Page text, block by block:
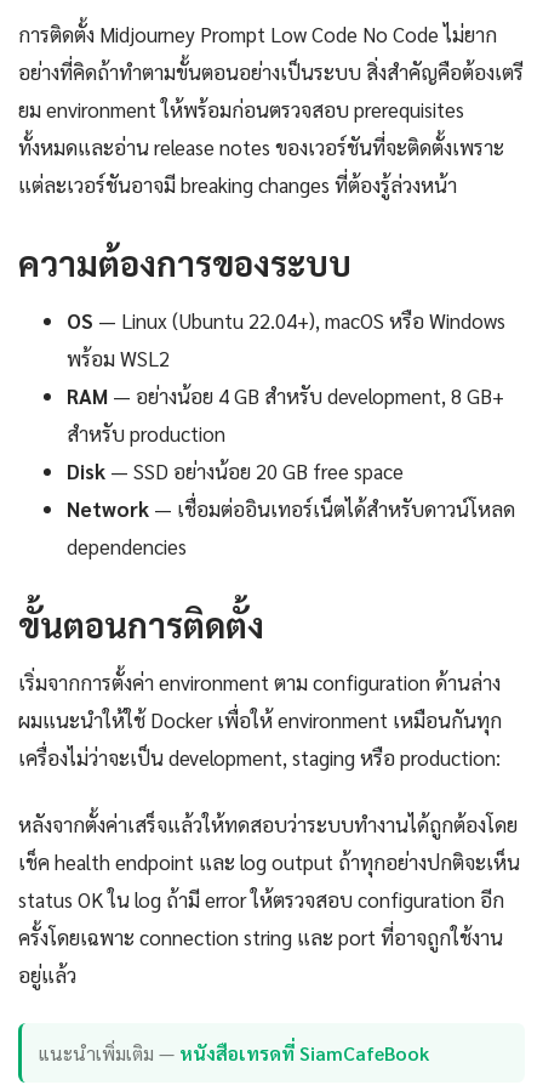
การติดตั้ง Midjourney Prompt Low Code No Code ไม่ยาก
อย่างที่คิดถ้าทำตามขั้นตอนอย่างเป็นระบบ สิ่งสำคัญคือต้องเตรี
ยม environment ให้พร้อมก่อนตรวจสอบ prerequisites
ทั้งหมดและอ่าน release notes ของเวอร์ชันที่จะติดตั้งเพราะ
แต่ละเวอร์ชันอาจมี breaking changes ที่ต้องรู้ล่วงหน้า
ความต้องการของระบบ
OS — Linux (Ubuntu 22.04+), macOS หรือ Windows
พร้อม WSL2
RAM — อย่างน้อย 4 GB สำหรับ development, 8 GB+
สำหรับ production
Disk — SSD อย่างน้อย 20 GB free space
Network — เชื่อมต่ออินเทอร์เน็ตได้สำหรับดาวน์โหลด
dependencies
ขั้นตอนการติดตั้ง
เริ่มจากการตั้งค่า environment ตาม configuration ด้านล่าง
ผมแนะนำให้ใช้ Docker เพื่อให้ environment เหมือนกันทุก
เครื่องไม่ว่าจะเป็น development, staging หรือ production:
หลังจากตั้งค่าเสร็จแล้วให้ทดสอบว่าระบบทำงานได้ถูกต้องโดย
เช็ค health endpoint และ log output ถ้าทุกอย่างปกติจะเห็น
status OK ใน log ถ้ามี error ให้ตรวจสอบ configuration อีก
ครั้งโดยเฉพาะ connection string และ port ที่อาจถูกใช้งาน
อยู่แล้ว
แนะนำเพิ่มเติม — หนังสือเทรดที่ SiamCafeBook